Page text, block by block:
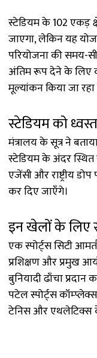
स्टेडियम के 102 एकड़
जाएगा, लेकिन यह
परियोजना की समय-
अंतिम रूप देने के लिए
मूल्यांकन किया जा रहा
स्टेडियम को
मंत्रालय के सूत्र ने
स्टेडियम के अंदर स्थित
एजेंसी और राष्ट्रीय
कर दिए जाएँगे।
इन खेलों के लिए
एक स्पोर्ट्स सिटी
प्रशिक्षण और प्रमुख
बुनियादी ढाँचा
पटेल स्पोर्ट्स
टेनिस और एथलेटिक्स